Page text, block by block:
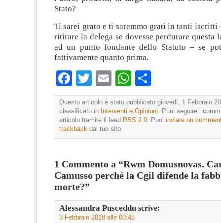
Stato?
Ti sarei grato e ti saremmo grati in tanti iscritti
ritirare la delega se dovesse perdurare questa
ad un punto fondante dello Statuto – se
fattivamente quanto prima.
Facebook
TwitterEmailWhatsApp
Questo articolo è stato pubblicato giovedì, 1 Febbraio
classificato in Interventi e Opinioni. Puoi seguire i
articolo tramite il feed RSS 2.0. Puoi inviare un
trackback dal tuo sito.
1 Commento a “Rwm Domusnovas.
Camusso perché la Cgil difende la
morte?”
Alessandra Pusceddu scrive:
3 Febbraio 2018 alle 00:45